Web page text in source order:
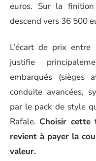
euros. Sur la
descend vers 36 500
L’écart de prix
justifie
embarqués (sièges
conduite avancées,
par le pack de style
Rafale. Choisir cette
revient à payer la
valeur.